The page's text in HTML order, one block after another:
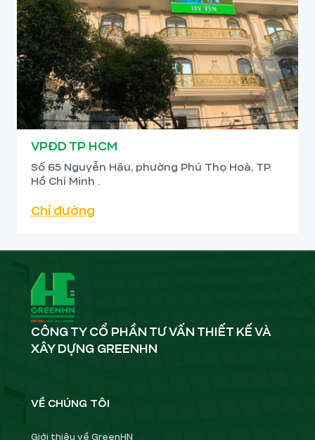
VPĐD TP HCM
Số 65 Nguyễn Hậu, phường Phú Thọ Hoà, TP.
Hồ Chí Minh .
Chỉ đường
CÔNG TY CỔ PHẦN TƯ VẤN THIẾT KẾ VÀ
XÂY DỰNG GREENHN
VỀ CHÚNG TÔI
Giới thiệu về GreenHN